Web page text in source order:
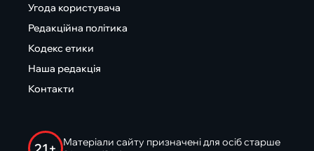
Угода користувача
Редакційна політика
Кодекс етики
Наша редакція
Контакти
Матеріали сайту призначені для осіб старше